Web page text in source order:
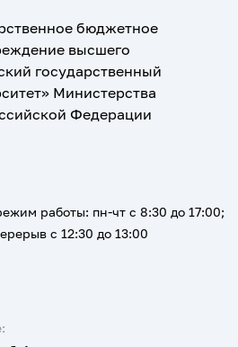
бюджетное
высшего
государственный
Министерства
Федерации
работы: пн-чт с 8:30 до 17:00;
с 12:30 до 13:00